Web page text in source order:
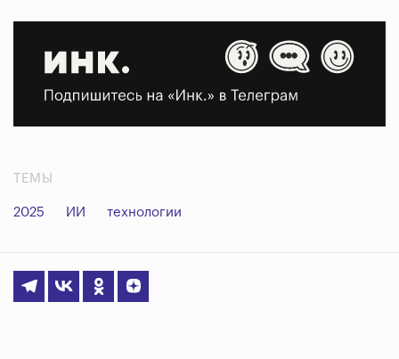
ТЕМЫ
2025 ИИ технологии